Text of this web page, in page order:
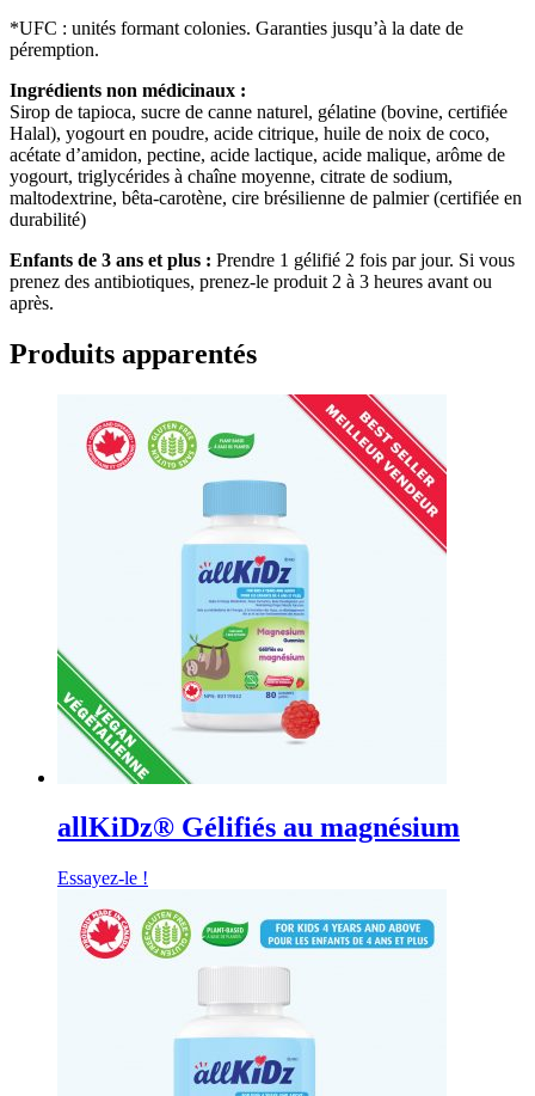
*UFC : unités formant colonies. Garanties jusqu’à la date de
péremption.
Ingrédients non médicinaux :
Sirop de tapioca, sucre de canne naturel, gélatine (bovine, certifiée
Halal), yogourt en poudre, acide citrique, huile de noix de coco,
acétate d’amidon, pectine, acide lactique, acide malique, arôme de
yogourt, triglycérides à chaîne moyenne, citrate de sodium,
maltodextrine, bêta-carotène, cire brésilienne de palmier (certifiée en
durabilité)
Enfants de 3 ans et plus : Prendre 1 gélifié 2 fois par jour. Si vous
prenez des antibiotiques, prenez-le produit 2 à 3 heures avant ou
après.
Produits apparentés
allKiDz® Gélifiés au magnésium
Essayez-le !